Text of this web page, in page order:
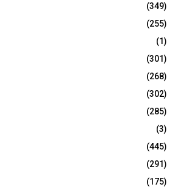
(349)
(255)
(1)
(301)
(268)
(302)
(285)
(3)
(445)
(291)
(175)